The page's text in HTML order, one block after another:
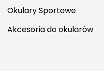
Okulary Sportowe
Akcesoria do okularów